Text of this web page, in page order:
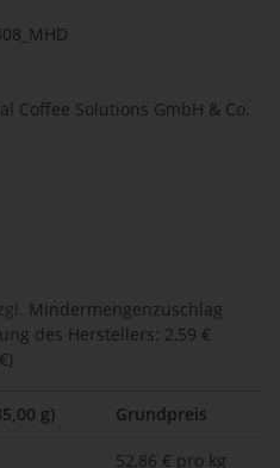
Coffee Solutions GmbH & Co.
Mindermengenzuschlag
des Herstellers: 2,59 €
)
g) Grundpreis
52,86 € pro kg